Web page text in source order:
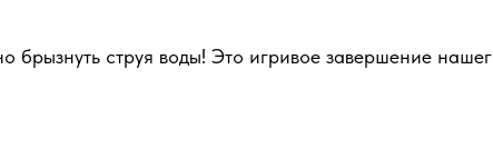
струя воды! Это игривое завершение